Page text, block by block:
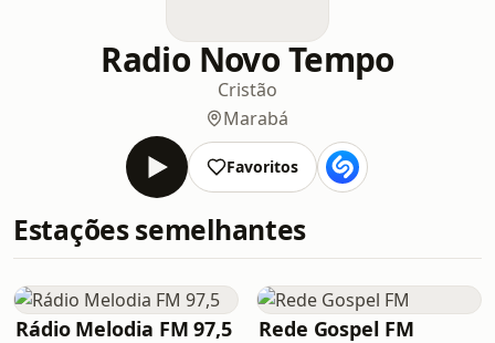
Radio Novo Tempo
Cristão
Marabá
Favoritos
Estações semelhantes
Rádio Melodia FM 97,5 Rede Gospel FM